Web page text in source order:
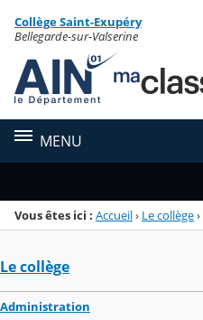
Menu de la rubrique
Contenu
Collège Saint-Exupéry
Bellegarde-sur-Valserine
MENU
Vous êtes ici : Accueil› Le collège›
Le collège
Administration